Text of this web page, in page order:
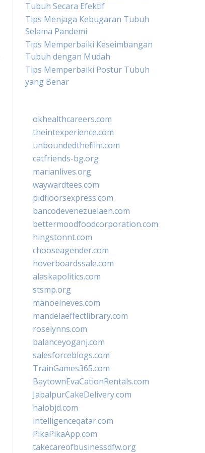
Tubuh Secara Efektif
Tips Menjaga Kebugaran Tubuh
Selama Pandemi
Tips Memperbaiki Keseimbangan
Tubuh dengan Mudah
Tips Memperbaiki Postur Tubuh
yang Benar
okhealthcareers.com
theintexperience.com
unboundedthefilm.com
catfriends-bg.org
marianlives.org
waywardtees.com
pidfloorsexpress.com
bancodevenezuelaen.com
bettermoodfoodcorporation.com
hingstonnt.com
chooseagender.com
hoverboardssale.com
alaskapolitics.com
stsmp.org
manoelneves.com
mandelaeffectlibrary.com
roselynns.com
balanceyoganj.com
salesforceblogs.com
TrainGames365.com
BaytownEvaCationRentals.com
JabalpurCakeDelivery.com
halobjd.com
intelligenceqatar.com
PikaPikaApp.com
takecareofbusinessdfw.org